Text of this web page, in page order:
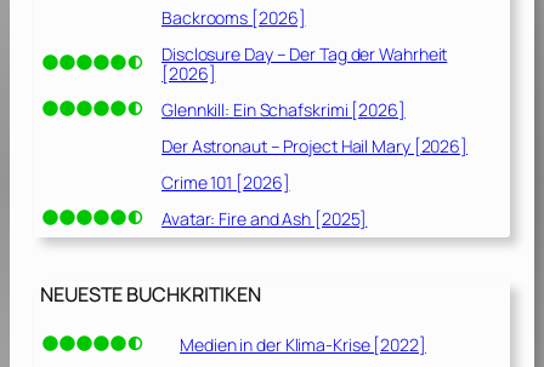
Backrooms [2026]
Disclosure Day – Der Tag der Wahrheit
[2026]
Glennkill: Ein Schafskrimi [2026]
Der Astronaut – Project Hail Mary [2026]
Crime 101 [2026]
Avatar: Fire and Ash [2025]
NEUESTE BUCHKRITIKEN
Medien in der Klima-Krise [2022]